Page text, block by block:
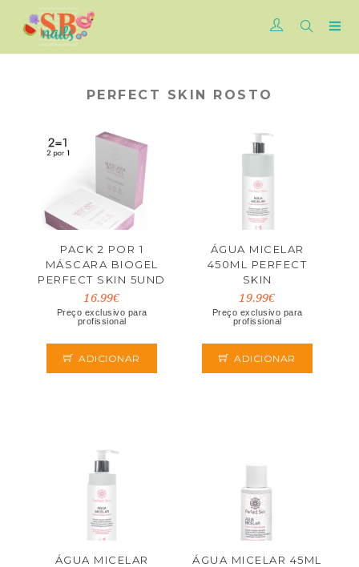
PERFECT SKIN ROSTO
PACK 2 POR 1
MÁSCARA BIOGEL
PERFECT SKIN 5UND
16.99€
Preço exclusivo para
profissional
ADICIONAR
ÁGUA MICELAR
450ML PERFECT
SKIN
19.99€
Preço exclusivo para
profissional
ADICIONAR
ÁGUA MICELAR
ÁGUA MICELAR 45ML